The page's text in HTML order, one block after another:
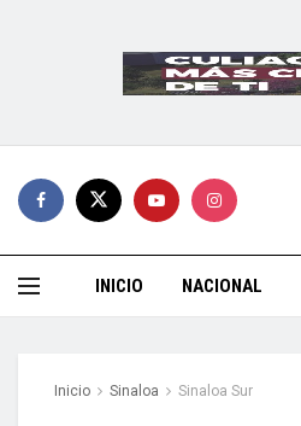
INICIO NACIONAL
Inicio Sinaloa Sinaloa Sur